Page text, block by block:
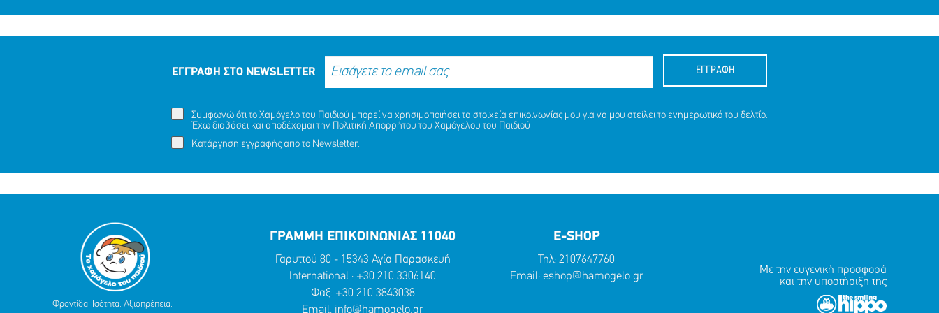
ΕΓΓΡΑΦΗ ΣΤΟ NEWSLETTER ΕΓΓΡΑΦΗ
Συμφωνώ ότι το Χαμόγελο του Παιδιού μπορεί να χρησιμοποιήσει τα στοιχεία επικοινωνίας μου για να μου στείλει το ενημερωτικό του δελτίο.
Έχω διαβάσει και αποδέχομαι την Πολιτική Απορρήτου του Χαμόγελου του Παιδιού
Κατάργηση εγγραφής απο το Newsletter.
Φροντίδα. Ισότητα. Αξιοπρέπεια.
ΓΡΑΜΜΗ ΕΠΙΚΟΙΝΩΝΙΑΣ 11040
Γαρυττού 80 - 15343 Αγία Παρασκευή
International : +30 210 3306140
Φαξ: +30 210 3843038
Email: info@hamogelo.gr
E-SHOP
Τηλ: 2107647760
Email: eshop@hamogelo.gr
Με την ευγενική προσφορά
και την υποστήριξη της